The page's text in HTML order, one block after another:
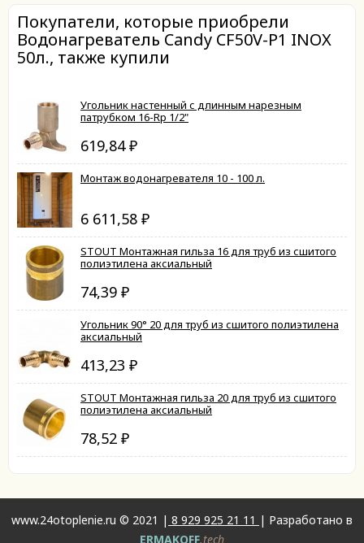
Покупатели, которые приобрели
Водонагреватель Candy CF50V-P1 INOX
50л., также купили
Угольник настенный с длинным нарезным
патрубком 16-Rp 1/2"
619,84 ₽
Монтаж водонагревателя 10 - 100 л.
6 611,58 ₽
STOUT Монтажная гильза 16 для труб из сшитого
полиэтилена аксиальный
74,39 ₽
Угольник 90° 20 для труб из сшитого полиэтилена
аксиальный
413,23 ₽
STOUT Монтажная гильза 20 для труб из сшитого
полиэтилена аксиальный
78,52 ₽
www.24otoplenie.ru © 2021 | 8 929 925 21 11 | Разработано в
ERMAKOFF.tech